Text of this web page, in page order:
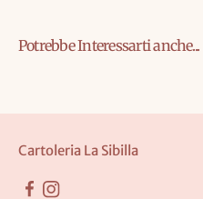
Potrebbe Interessarti anche...
Cartoleria La Sibilla